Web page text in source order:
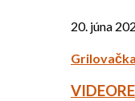
20. júna
Grilovačka